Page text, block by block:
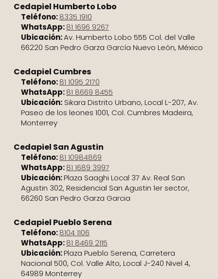
Cedapiel Humberto Lobo
Teléfono:8335 1910
WhatsApp:81 1696 9267
Ubicación:Av. Humberto Lobo 555 Col. del Valle
66220 San Pedro Garza García Nuevo León, México
Cedapiel Cumbres
Teléfono:81 1095 2170
WhatsApp:81 8669 8455
Ubicación: Sikara Distrito Urbano, Local L-207, Av.
Paseo de los leones 1001, Col. Cumbres Madeira,
Monterrey
Cedapiel San Agustin
Teléfono:81 10984869
WhatsApp:81 1689 3997
Ubicación:Plaza Saaghi Local 37 Av. Real San
Agustin 302, Residencial San Agustin 1er sector,
66260 San Pedro Garza Garcia
Cedapiel Pueblo Serena
Teléfono:8104 1106
WhatsApp:81 8469 2115
Ubicación:Plaza Pueblo Serena, Carretera
Nacional 500, Col. Valle Alto, Local J-240 Nivel 4,
64989 Monterrey